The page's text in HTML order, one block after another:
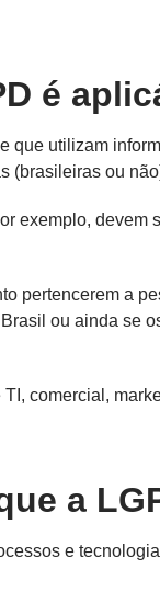
é
utilizam
(brasileiras ou
exemplo, devem
pertencerem a
ou ainda se
comercial,
a
e